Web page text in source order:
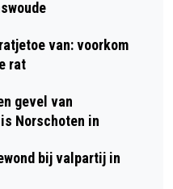
STARTEN
OP
van: voorkom
rat
gevel van
Norschoten in
bij valpartij in